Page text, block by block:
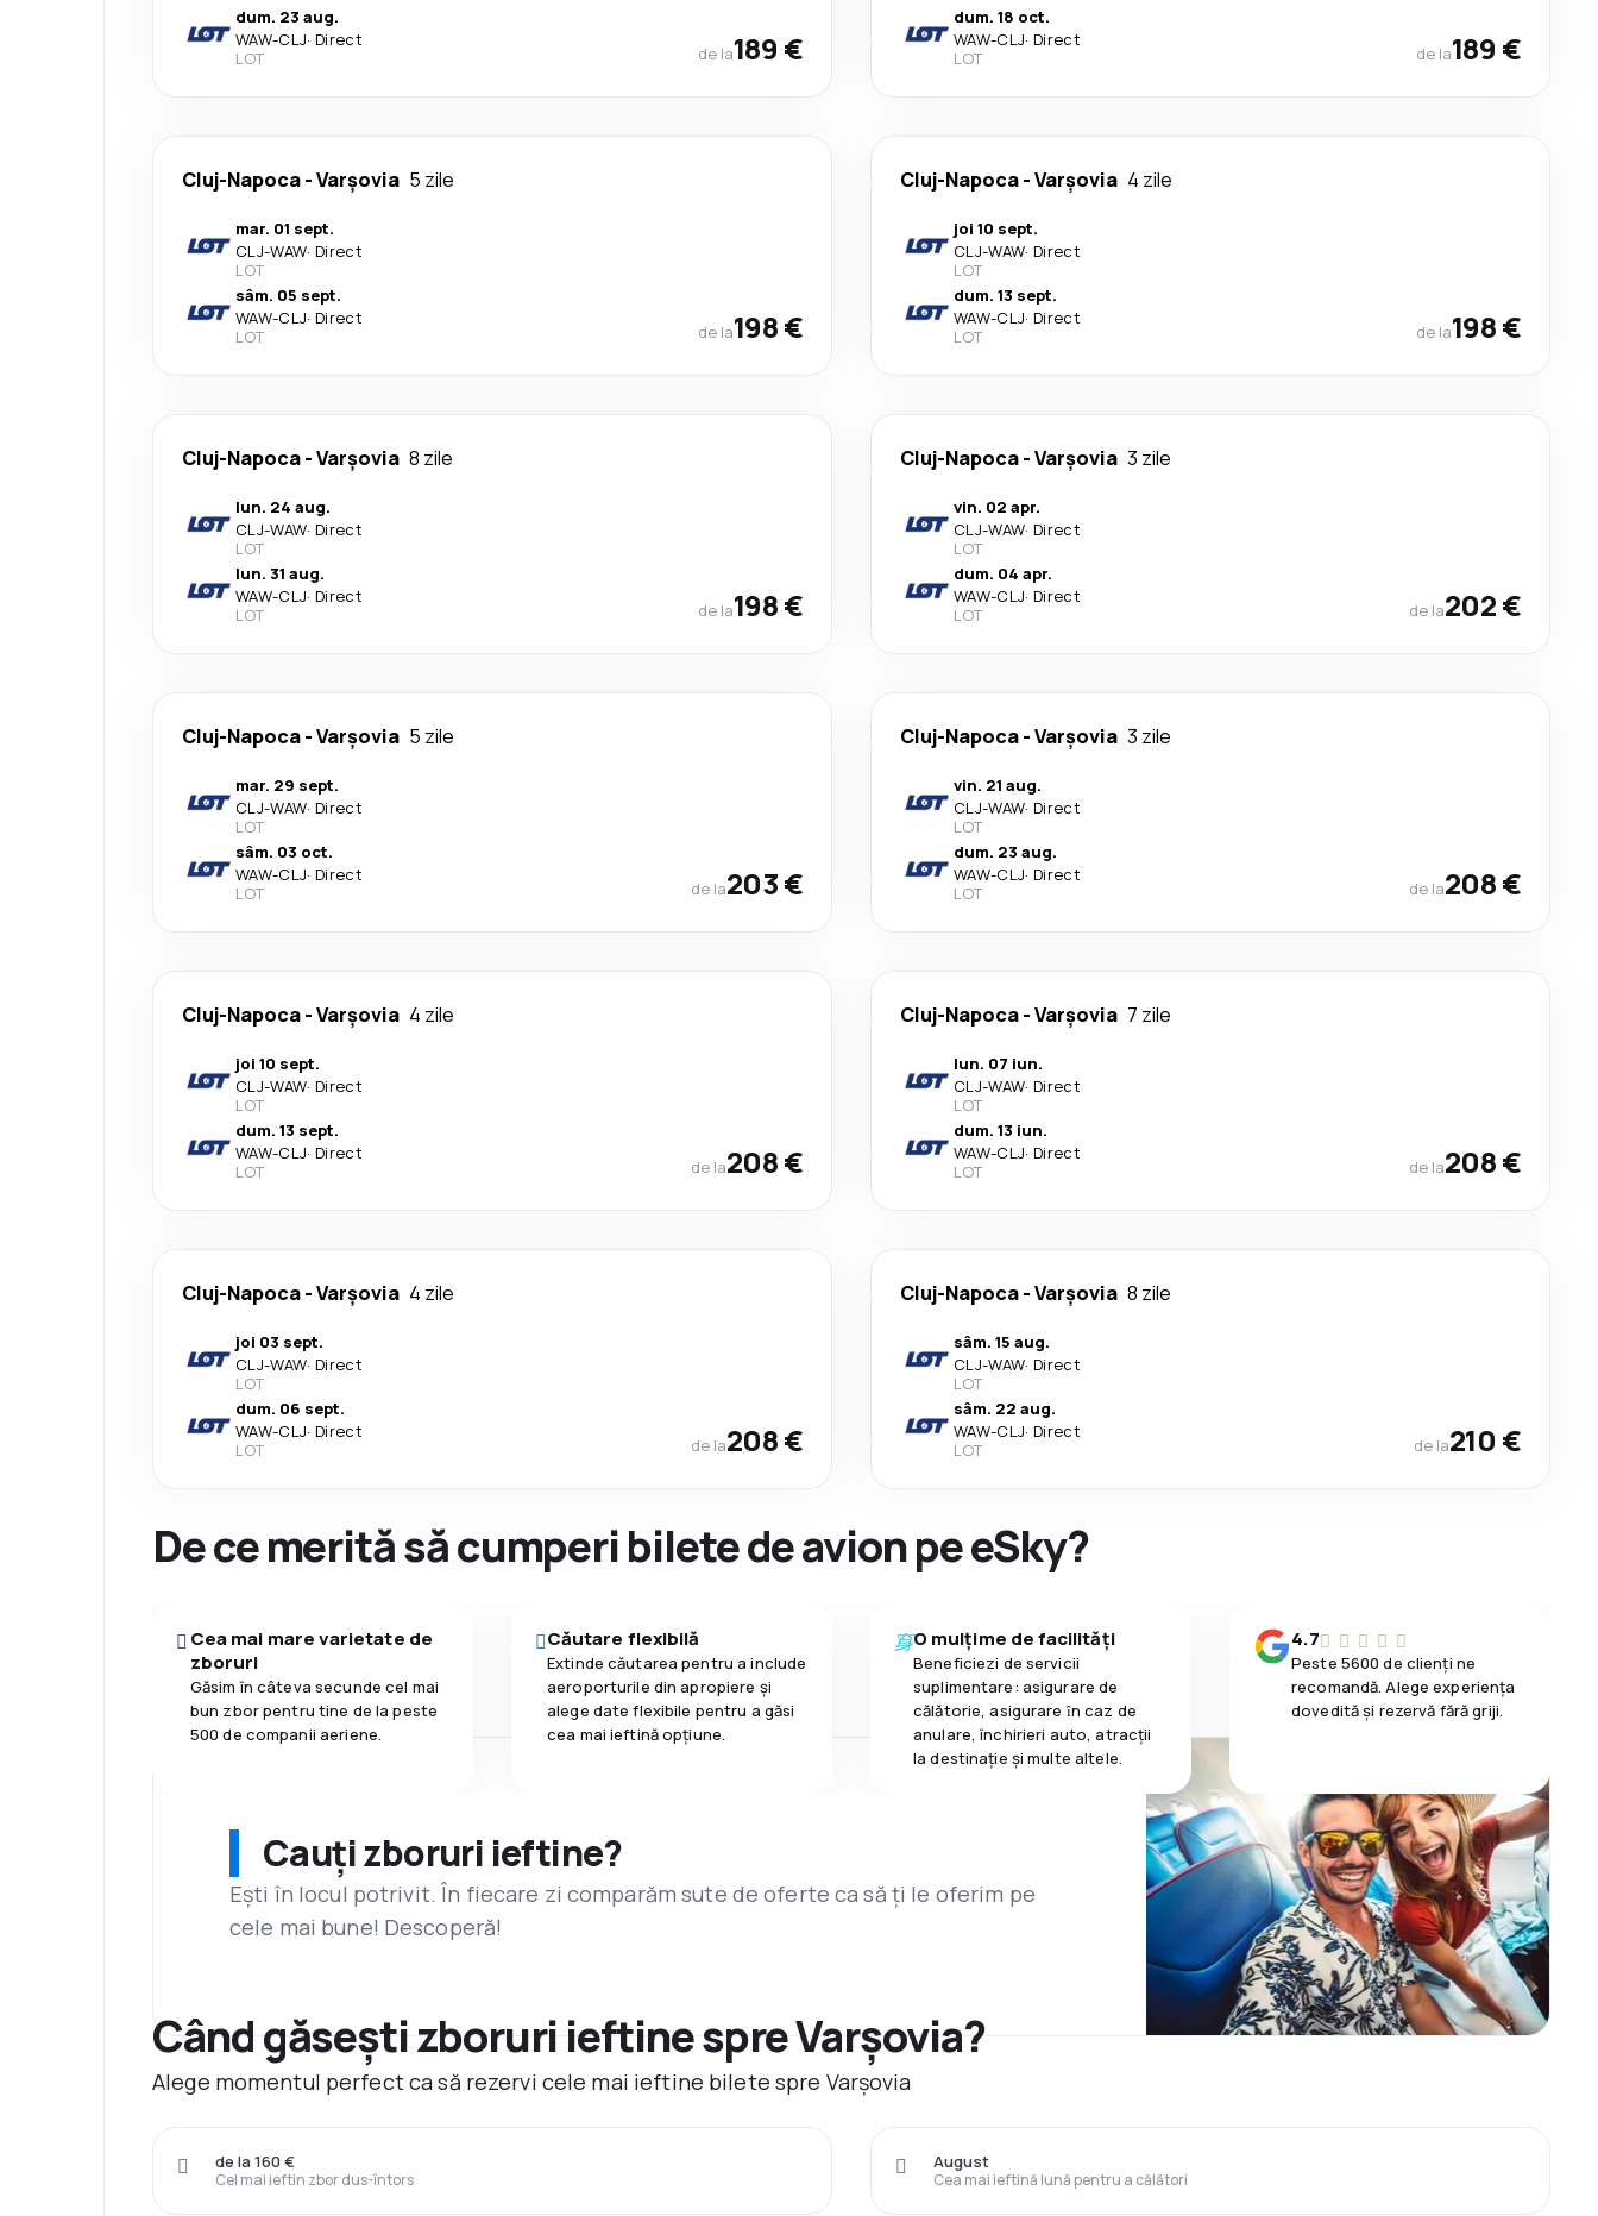
dum. 23 aug.
WAW-CLJ· Direct
LOT
de la189 €
dum. 18 oct.
WAW-CLJ· Direct
LOT
de la189 €
Cluj-Napoca-Varşovia 5 zile
mar. 01 sept.
CLJ-WAW· Direct
LOT
sâm. 05 sept.
WAW-CLJ· Direct
LOT
de la198 €
Cluj-Napoca-Varşovia 4 zile
joi 10 sept.
CLJ-WAW· Direct
LOT
dum. 13 sept.
WAW-CLJ· Direct
LOT
de la198 €
Cluj-Napoca-Varşovia 8 zile
lun. 24 aug.
CLJ-WAW· Direct
LOT
lun. 31 aug.
WAW-CLJ· Direct
LOT
de la198 €
Cluj-Napoca-Varşovia 3 zile
vin. 02 apr.
CLJ-WAW· Direct
LOT
dum. 04 apr.
WAW-CLJ· Direct
LOT
de la202 €
Cluj-Napoca-Varşovia 5 zile
mar. 29 sept.
CLJ-WAW· Direct
LOT
sâm. 03 oct.
WAW-CLJ· Direct
LOT
de la203 €
Cluj-Napoca-Varşovia 3 zile
vin. 21 aug.
CLJ-WAW· Direct
LOT
dum. 23 aug.
WAW-CLJ· Direct
LOT
de la208 €
Cluj-Napoca-Varşovia 4 zile
joi 10 sept.
CLJ-WAW· Direct
LOT
dum. 13 sept.
WAW-CLJ· Direct
LOT
de la208 €
Cluj-Napoca-Varşovia 7 zile
lun. 07 iun.
CLJ-WAW· Direct
LOT
dum. 13 iun.
WAW-CLJ· Direct
LOT
de la208 €
Cluj-Napoca-Varşovia 4 zile
joi 03 sept.
CLJ-WAW· Direct
LOT
dum. 06 sept.
WAW-CLJ· Direct
LOT
de la208 €
Cluj-Napoca-Varşovia 8 zile
sâm. 15 aug.
CLJ-WAW· Direct
LOT
sâm. 22 aug.
WAW-CLJ· Direct
LOT
de la210 €
De ce merită să cumperi bilete de avion pe eSky?
Cea mai mare varietate de
zboruri
Găsim în câteva secunde cel mai
bun zbor pentru tine de la peste
500 de companii aeriene.
Căutare flexibilă
Extinde căutarea pentru a include
aeroporturile din apropiere și
alege date flexibile pentru a găsi
cea mai ieftină opțiune.
O mulțime de facilități
Beneficiezi de servicii
suplimentare: asigurare de
călătorie, asigurare ȋn caz de
anulare, închirieri auto, atracții
la destinaţie și multe altele.
4.7
Peste 5600 de clienți ne
recomandă. Alege experiența
dovedită și rezervă fără griji.
Cauți zboruri ieftine?
Ești în locul potrivit. În fiecare zi comparăm sute de oferte ca să ți le oferim pe
cele mai bune! Descoperă!
Când găsești zboruri ieftine spre Varşovia?
Alege momentul perfect ca să rezervi cele mai ieftine bilete spre Varşovia
Cel mai ieftin zbor dus-întors
de la 160 €
Cea mai ieftină lună pentru a călători
August